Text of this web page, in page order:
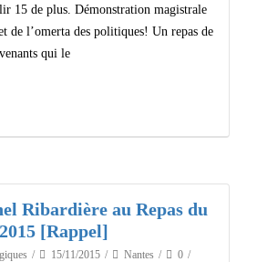
15 de plus. Démonstration magistrale
de l’omerta des politiques! Un repas de
qui le
Ribardière au Repas du
[Rappel]
15/11/2015 Nantes
0